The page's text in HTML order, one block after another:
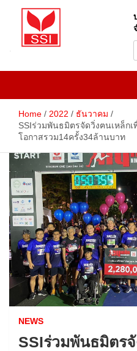
Sahaviriya
PLC
S
e
c
Home 2022
ธันวาคม
SSIร่วมพันธมิตรจัดวิ่งฅนเหล็ก
โอกาสรวม14ครั้ง34ล้านบาท
NEWS
SSIร่วมพันธมิตร